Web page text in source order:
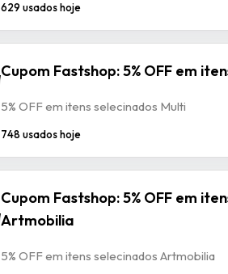
629 usados hoje
Cupom Fastshop: 5% OFF em
5% OFF em itens selecinados Multi
748 usados hoje
Cupom Fastshop: 5% OFF em
Artmobilia
5% OFF em itens selecinados Artmobilia